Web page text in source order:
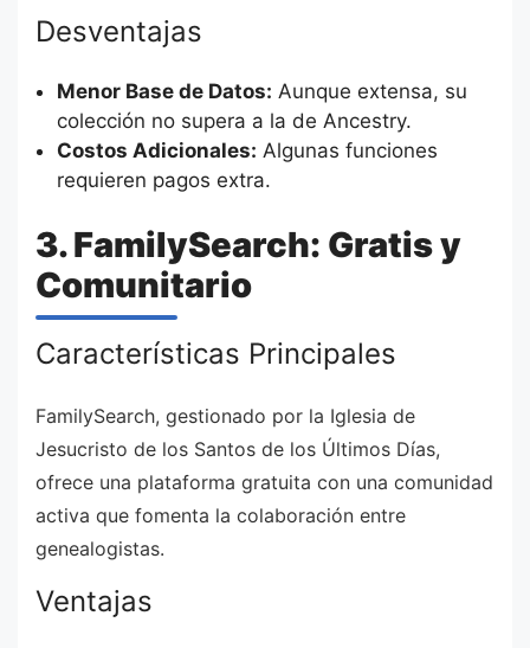
Desventajas
Menor Base de Datos: Aunque extensa, su
colección no supera a la de Ancestry.
Costos Adicionales: Algunas funciones
requieren pagos extra.
3. FamilySearch: Gratis y
Comunitario
Características Principales
FamilySearch, gestionado por la Iglesia de
Jesucristo de los Santos de los Últimos Días,
ofrece una plataforma gratuita con una comunidad
activa que fomenta la colaboración entre
genealogistas.
Ventajas